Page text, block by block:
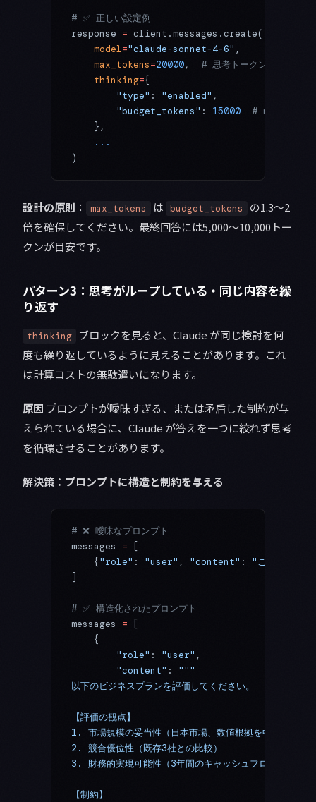
# ✅ 正しい設定例
response = client.messages.create(
    model
="claude-sonnet-4-6" ,
    max_tokens
=20000, # 思考トークン + 最終回
    thinking
={
        "type"
: "enabled" ,
        "budget_tokens"
: 15000
# max_tokens
    },
    ...
)
設計の原則 ： max_tokens は budget_tokens
の1.3〜2
倍を確保してください。最終回答には5,000〜10,000トー
クンが目安です。
パターン3：思考がループしている・同じ内容を繰
り返す
thinking
ブロックを見ると、Claude が同じ検討を何
度も繰り返しているように見えることがあります。これ
は計算コストの無駄遣いになります。
原因 プロンプトが曖昧すぎる、または矛盾した制約が与
えられている場合に、Claude が答えを一つに絞れず思考
を循環させることがあります。
解決策：プロンプトに構造と制約を与える
# ❌ 曖昧なプロンプト
messages = [
    {
"role" : "user" , "content" : "このビジネス
]
# ✅ 構造化されたプロンプト
messages = [
    {
        "role"
: "user" ,
        "content"
: """
以下のビジネスプランを評価してください。
【評価の観点】
1. 市場規模の妥当性（日本市場、数値根拠を中心に）
2. 競合優位性（既存3社との比較）
3. 財務的実現可能性（3年間のキャッシュフロー観点から
【制約】